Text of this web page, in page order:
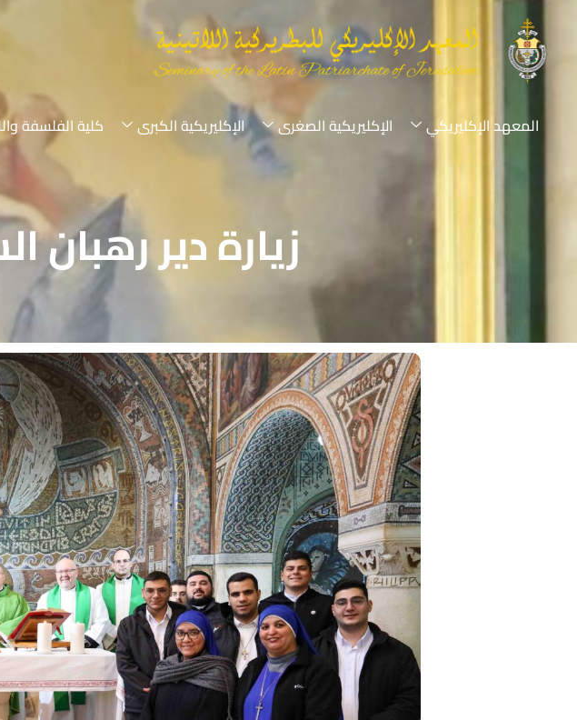
المعهد الإكليريكي الإكليريكية الصغرى الإكليريكية الكبرى كلية الفلسفة
زيارة دير رهبان